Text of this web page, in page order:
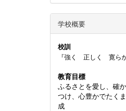
学校概要
校訓
『強く 正しく 寛らか
教育目標
ふるさとを愛し、確
つけ、心豊かでたく
成